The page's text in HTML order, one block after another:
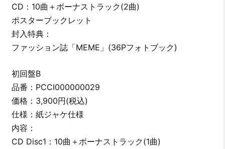
CD：10曲＋ボーナストラック(2曲)
ポスターブックレット
封入特典：
ファッション誌「MEME」(36Pフォトブック)
初回盤B
品番：PCCI000000029
価格：3,900円(税込)
仕様：紙ジャケ仕様
内容：
CD Disc1：10曲＋ボーナストラック(1曲)